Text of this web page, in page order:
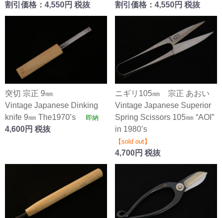
割引価格：4,550円 税抜
割引価格：4,550円 税抜
突切 宗正 9㎜
Vintage Japanese Dinking
knife 9㎜ The1970’s
即納
4,600円 税抜
ニギリ105㎜ 宗正 あおい
Vintage Japanese Superior
Spring Scissors 105㎜ “AOI”
in 1980’s
【sold out】
4,700円 税抜